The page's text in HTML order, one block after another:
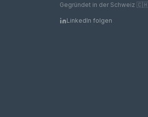
Gegründet in der Schweiz 🇨🇭
LinkedIn folgen